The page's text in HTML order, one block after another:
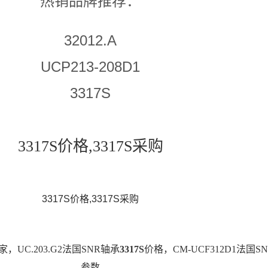
32012.A
UCP213-208D1
3317S
3317S价格,3317S采购
3317S价格,3317S采购
，UC.203.G2法国SNR轴承3317S价格，CM-UCF312D1法国